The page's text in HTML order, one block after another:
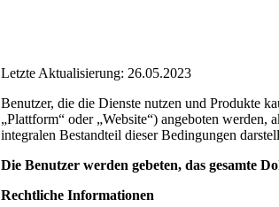
Letzte Aktualisierung: 26.05.2023
Benutzer, die die Dienste nutzen und Produkte
„Plattform“ oder „Website“) angeboten
integralen Bestandteil dieser Bedingungen
Die Benutzer werden gebeten, das gesamte
Rechtliche Informationen